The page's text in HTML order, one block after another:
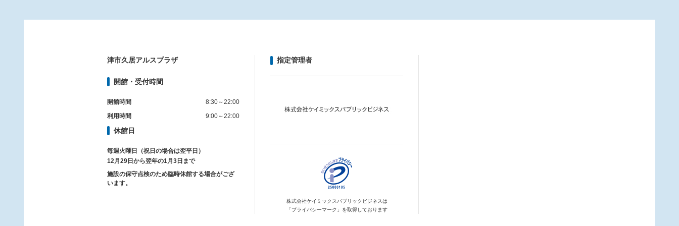
津市久居アルスプラザ
開館・受付時間
開館時間
8:30～22:00
利用時間
9:00～22:00
休館日
毎週火曜日（祝日の場合は翌平日）
12月29日から翌年の1月3日まで
施設の保守点検のため臨時休館する場合がござ
います。
指定管理者
株式会社ケイミックスパブリックビジネスは
「プライバシーマーク」を取得しております